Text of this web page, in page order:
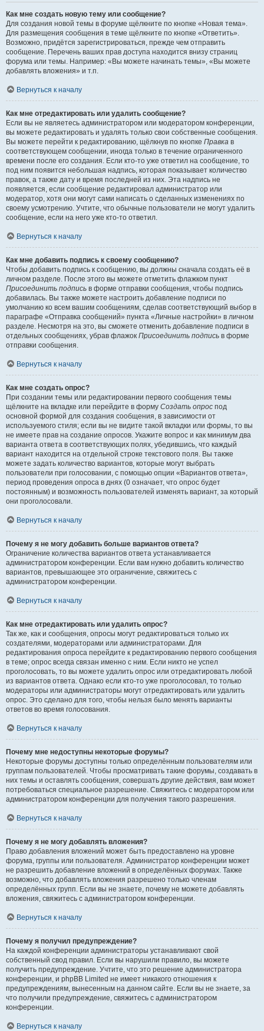
Как мне создать новую тему или сообщение?
Для создания новой темы в форуме щёлкните по кнопке «Новая тема».
Для размещения сообщения в теме щёлкните по кнопке «Ответить».
Возможно, придётся зарегистрироваться, прежде чем отправить
сообщение. Перечень ваших прав доступа находится внизу страниц
форума или темы. Например: «Вы можете начинать темы», «Вы можете
добавлять вложения» и т.п.
Вернуться к началу
Как мне отредактировать или удалить сообщение?
Если вы не являетесь администратором или модератором конференции,
вы можете редактировать и удалять только свои собственные сообщения.
Вы можете перейти к редактированию, щёлкнув по кнопке Правка в
соответствующем сообщении, иногда только в течение ограниченного
времени после его создания. Если кто-то уже ответил на сообщение, то
под ним появится небольшая надпись, которая показывает количество
правок, а также дату и время последней из них. Эта надпись не
появляется, если сообщение редактировал администратор или
модератор, хотя они могут сами написать о сделанных изменениях по
своему усмотрению. Учтите, что обычные пользователи не могут удалить
сообщение, если на него уже кто-то ответил.
Вернуться к началу
Как мне добавить подпись к своему сообщению?
Чтобы добавить подпись к сообщению, вы должны сначала создать её в
личном разделе. После этого вы можете отметить флажком пункт
Присоединить подпись в форме отправки сообщения, чтобы подпись
добавилась. Вы также можете настроить добавление подписи по
умолчанию ко всем вашим сообщениям, сделав соответствующий выбор в
параграфе «Отправка сообщений» пункта «Личные настройки» в личном
разделе. Несмотря на это, вы сможете отменить добавление подписи в
отдельных сообщениях, убрав флажок Присоединить подпись в форме
отправки сообщения.
Вернуться к началу
Как мне создать опрос?
При создании темы или редактировании первого сообщения темы
щёлкните на вкладке или перейдите в форму Создать опрос под
основной формой для создания сообщения, в зависимости от
используемого стиля; если вы не видите такой вкладки или формы, то вы
не имеете прав на создание опросов. Укажите вопрос и как минимум два
варианта ответа в соответствующих полях, убедившись, что каждый
вариант находится на отдельной строке текстового поля. Вы также
можете задать количество вариантов, которые могут выбрать
пользователи при голосовании, с помощью опции «Вариантов ответа»,
период проведения опроса в днях (0 означает, что опрос будет
постоянным) и возможность пользователей изменять вариант, за который
они проголосовали.
Вернуться к началу
Почему я не могу добавить больше вариантов ответа?
Ограничение количества вариантов ответа устанавливается
администратором конференции. Если вам нужно добавить количество
вариантов, превышающее это ограничение, свяжитесь с
администратором конференции.
Вернуться к началу
Как мне отредактировать или удалить опрос?
Так же, как и сообщения, опросы могут редактироваться только их
создателями, модераторами или администраторами. Для
редактирования опроса перейдите к редактированию первого сообщения
в теме; опрос всегда связан именно с ним. Если никто не успел
проголосовать, то вы можете удалить опрос или отредактировать любой
из вариантов ответа. Однако если кто-то уже проголосовал, то только
модераторы или администраторы могут отредактировать или удалить
опрос. Это сделано для того, чтобы нельзя было менять варианты
ответов во время голосования.
Вернуться к началу
Почему мне недоступны некоторые форумы?
Некоторые форумы доступны только определённым пользователям или
группам пользователей. Чтобы просматривать такие форумы, создавать в
них темы и оставлять сообщения, совершать другие действия, вам может
потребоваться специальное разрешение. Свяжитесь с модератором или
администратором конференции для получения такого разрешения.
Вернуться к началу
Почему я не могу добавлять вложения?
Право добавления вложений может быть предоставлено на уровне
форума, группы или пользователя. Администратор конференции может
не разрешить добавление вложений в определённых форумах. Также
возможно, что добавлять вложения разрешено только членам
определённых групп. Если вы не знаете, почему не можете добавлять
вложения, свяжитесь с администратором конференции.
Вернуться к началу
Почему я получил предупреждение?
На каждой конференции администраторы устанавливают свой
собственный свод правил. Если вы нарушили правило, вы можете
получить предупреждение. Учтите, что это решение администратора
конференции, и phpBB Limited не имеет никакого отношения к
предупреждениям, вынесенным на данном сайте. Если вы не знаете, за
что получили предупреждение, свяжитесь с администратором
конференции.
Вернуться к началу